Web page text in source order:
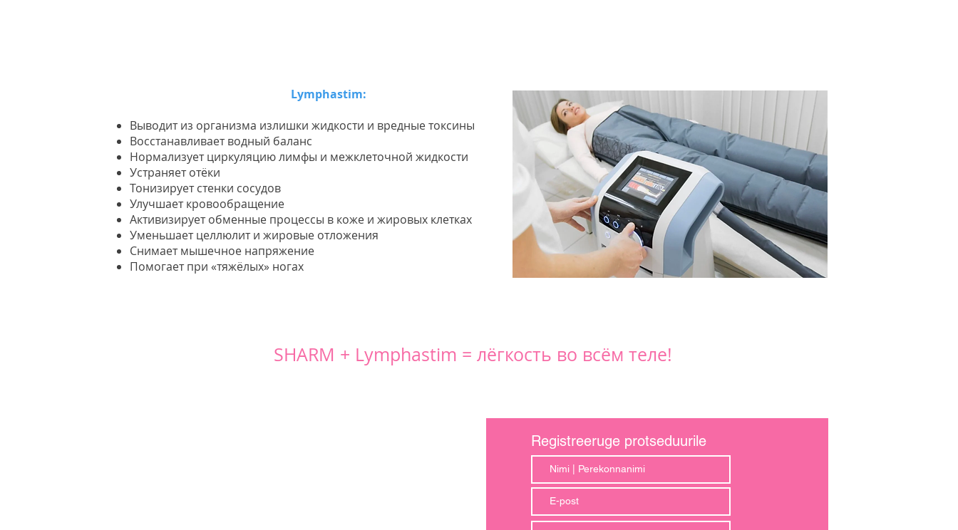
Lymphastim:
Выводит из организма излишки жидкости и вредные токсины
Восстанавливает водный баланс
Нормализует циркуляцию лимфы и межклеточной жидкости
Устраняет отёки
Тонизирует стенки сосудов
Улучшает кровообращение
Активизирует обменные процессы в коже и жировых клетках
Уменьшает целлюлит и жировые отложения
Снимает мышечное напряжение
Помогает при «тяжёлых» ногах
SHARM + Lymphastim = лёгкость во всём теле!
Registreeruge protseduurile